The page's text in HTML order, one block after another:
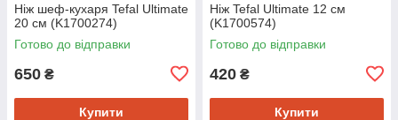
Ніж шеф-кухаря Tefal Ultimate
20 см (K1700274)
Готово до відправки
650 ₴
Купити
Ніж Tefal Ultimate 12 см
(K1700574)
Готово до відправки
420 ₴
Купити